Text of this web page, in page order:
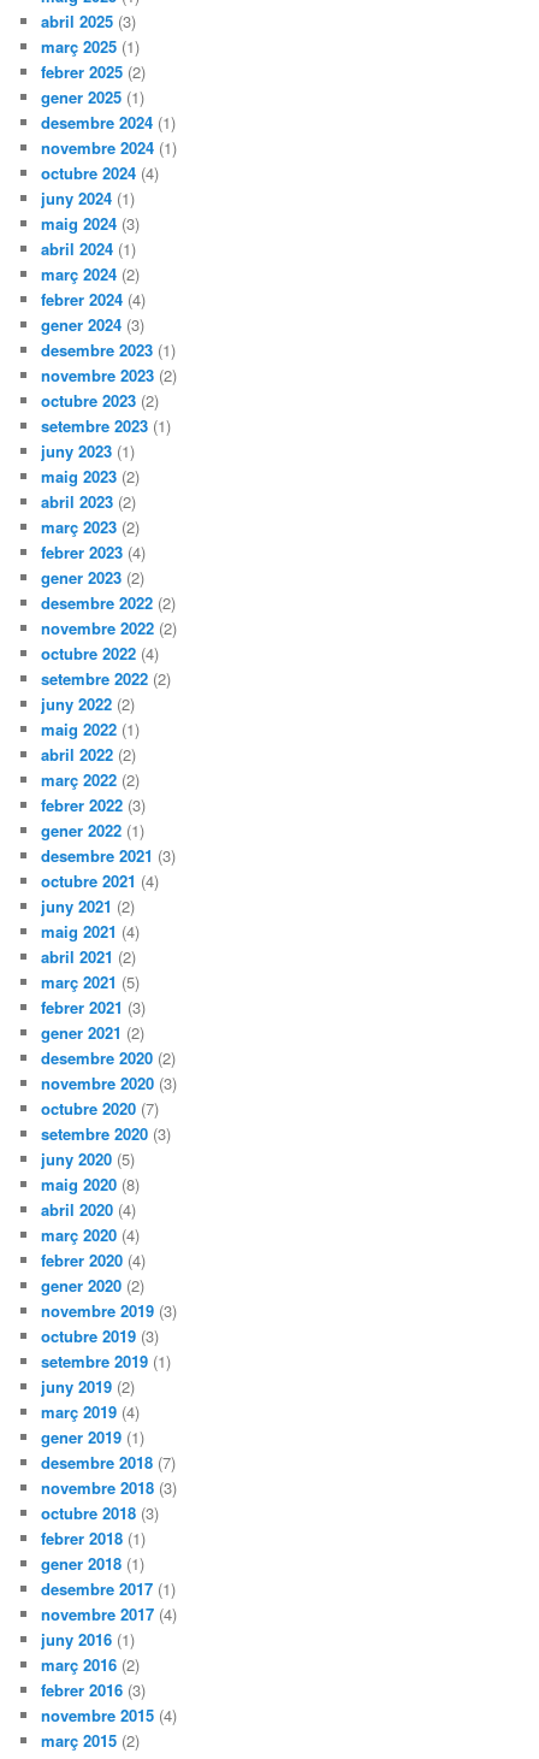
abril 2025 (3)
març 2025 (1)
febrer 2025 (2)
gener 2025 (1)
desembre 2024 (1)
novembre 2024 (1)
octubre 2024 (4)
juny 2024 (1)
maig 2024 (3)
abril 2024 (1)
març 2024 (2)
febrer 2024 (4)
gener 2024 (3)
desembre 2023 (1)
novembre 2023 (2)
octubre 2023 (2)
setembre 2023 (1)
juny 2023 (1)
maig 2023 (2)
abril 2023 (2)
març 2023 (2)
febrer 2023 (4)
gener 2023 (2)
desembre 2022 (2)
novembre 2022 (2)
octubre 2022 (4)
setembre 2022 (2)
juny 2022 (2)
maig 2022 (1)
abril 2022 (2)
març 2022 (2)
febrer 2022 (3)
gener 2022 (1)
desembre 2021 (3)
octubre 2021 (4)
juny 2021 (2)
maig 2021 (4)
abril 2021 (2)
març 2021 (5)
febrer 2021 (3)
gener 2021 (2)
desembre 2020 (2)
novembre 2020 (3)
octubre 2020 (7)
setembre 2020 (3)
juny 2020 (5)
maig 2020 (8)
abril 2020 (4)
març 2020 (4)
febrer 2020 (4)
gener 2020 (2)
novembre 2019 (3)
octubre 2019 (3)
setembre 2019 (1)
juny 2019 (2)
març 2019 (4)
gener 2019 (1)
desembre 2018 (7)
novembre 2018 (3)
octubre 2018 (3)
febrer 2018 (1)
gener 2018 (1)
desembre 2017 (1)
novembre 2017 (4)
juny 2016 (1)
març 2016 (2)
febrer 2016 (3)
novembre 2015 (4)
març 2015 (2)